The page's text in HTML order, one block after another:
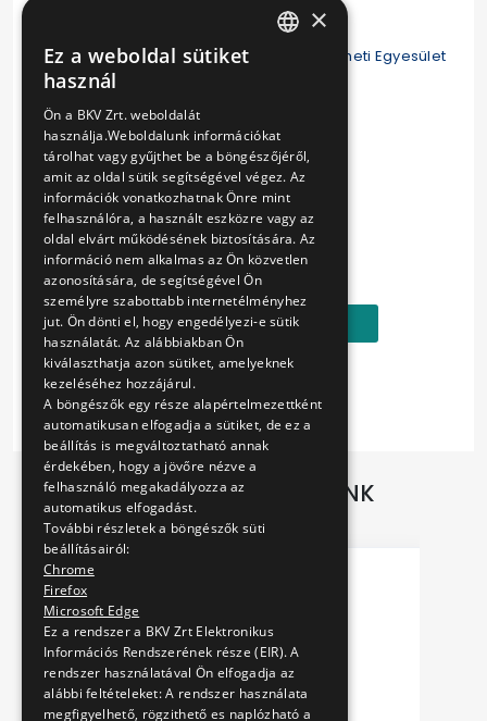
Publisher: Városi Tömegközlekedés Történeti Egyesület
Size: 17 cm x 24 cm
Pages: 65
Paperback
Ár:
5000 Ft
Kosárba
TOVÁBBI AJÁNLATAINK
×
Ez a weboldal sütiket
használ
Ön a BKV Zrt. weboldalát
használja.Weboldalunk információkat
tárolhat vagy gyűjthet be a böngészőjéről,
amit az oldal sütik segítségével végez. Az
információk vonatkozhatnak Önre mint
felhasználóra, a használt eszközre vagy az
oldal elvárt működésének biztosítására. Az
információ nem alkalmas az Ön közvetlen
azonosítására, de segítségével Ön
személyre szabottabb internetélményhez
jut. Ön dönti el, hogy engedélyezi-e sütik
használatát. Az alábbiakban Ön
kiválaszthatja azon sütiket, amelyeknek
kezeléséhez hozzájárul.
A böngészők egy része alapértelmezettként
automatikusan elfogadja a sütiket, de ez a
beállítás is megváltoztatható annak
érdekében, hogy a jövőre nézve a
felhasználó megakadályozza az
automatikus elfogadást.
További részletek a böngészők süti
beállításairól:
Chrome
Firefox
Microsoft Edge
Ez a rendszer a BKV Zrt Elektronikus
Információs Rendszerének része (EIR). A
rendszer használatával Ön elfogadja az
alábbi feltételeket: A rendszer használata
megfigyelhető, rögzithető es naplózható a